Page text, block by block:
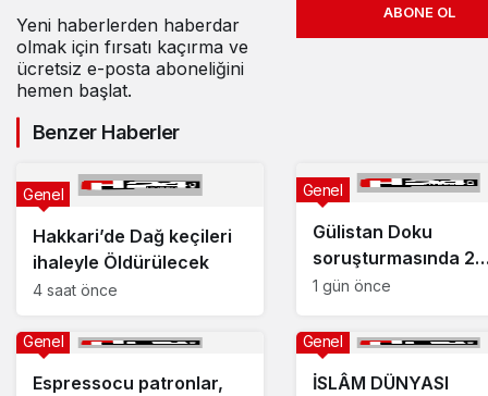
Yeni haberlerden haberdar
olmak için fırsatı kaçırma ve
ücretsiz e-posta aboneliğini
hemen başlat.
ABONE OL
Benzer Haberler
Hakkari’de Dağ keçileri
ihaleyle Öldürülecek
Genel
4 saat önce
Gülistan Doku
soruşturmasında 2
dalgıç tutuklandı
Genel
1 gün önce
Espressocu patronlar,
Genel
İSLÂM DÜNYASI
Genel